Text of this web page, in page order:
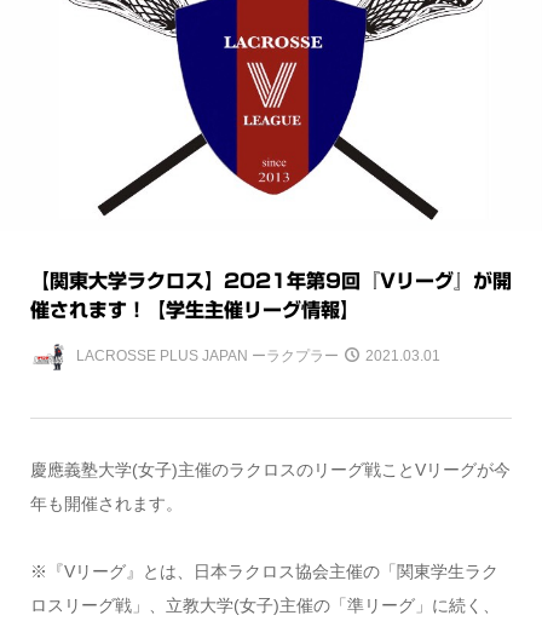
【関東大学ラクロス】2021年第9回『Vリーグ』が開
催されます！【学生主催リーグ情報】
LACROSSE PLUS JAPAN ーラクプラー 2021.03.01
慶應義塾大学(女子)主催のラクロスのリーグ戦ことVリーグが今
年も開催されます。
※『Vリーグ』とは、日本ラクロス協会主催の「関東学生ラク
ロスリーグ戦」、立教大学(女子)主催の「準リーグ」に続く、